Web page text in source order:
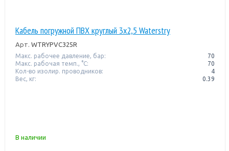
Кабель погружной ПВХ круглый 3х2,5 Waterstry
Арт. WTRYPVC325R
Макс. рабочее давление, бар:
70
Макс. рабочая темп., °С:
70
Кол-во изолир. проводников:
4
Вес, кг:
0.39
В наличии